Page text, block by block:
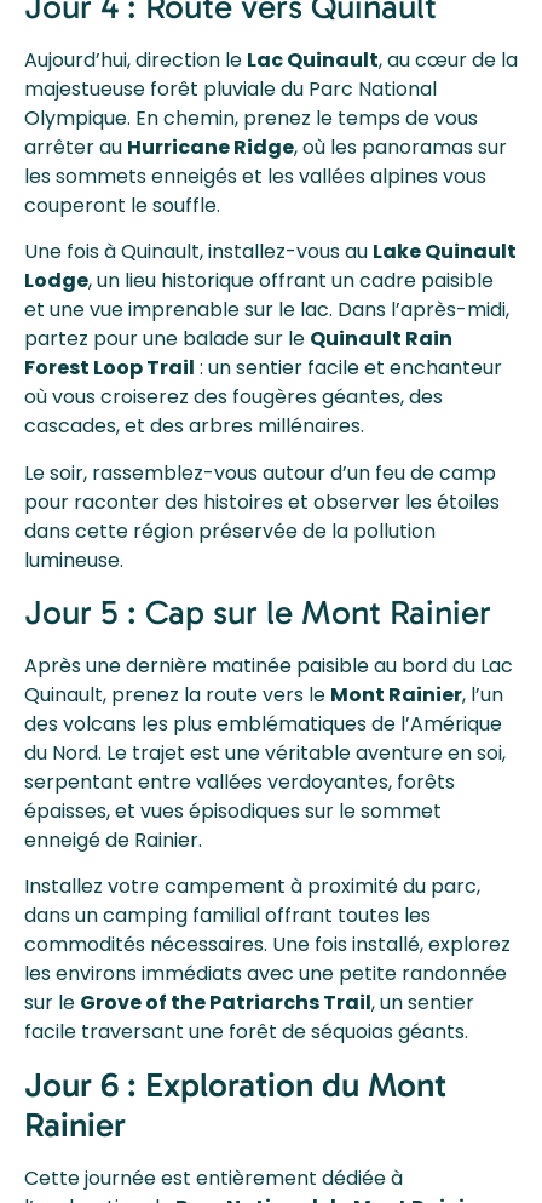
Aujourd’hui, direction le Lac Quinault, au cœur de la
majestueuse forêt pluviale du Parc National
Olympique. En chemin, prenez le temps de vous
arrêter au Hurricane Ridge, où les panoramas sur
les sommets enneigés et les vallées alpines vous
couperont le souffle.
Une fois à Quinault, installez-vous au Lake Quinault
Lodge, un lieu historique offrant un cadre paisible
et une vue imprenable sur le lac. Dans l’après-midi,
partez pour une balade sur le Quinault Rain
Forest Loop Trail : un sentier facile et enchanteur
où vous croiserez des fougères géantes, des
cascades, et des arbres millénaires.
Le soir, rassemblez-vous autour d’un feu de camp
pour raconter des histoires et observer les étoiles
dans cette région préservée de la pollution
lumineuse.
Jour 5 : Cap sur le Mont Rainier
Après une dernière matinée paisible au bord du Lac
Quinault, prenez la route vers le Mont Rainier, l’un
des volcans les plus emblématiques de l’Amérique
du Nord. Le trajet est une véritable aventure en soi,
serpentant entre vallées verdoyantes, forêts
épaisses, et vues épisodiques sur le sommet
enneigé de Rainier.
Installez votre campement à proximité du parc,
dans un camping familial offrant toutes les
commodités nécessaires. Une fois installé, explorez
les environs immédiats avec une petite randonnée
sur le Grove of the Patriarchs Trail, un sentier
facile traversant une forêt de séquoias géants.
Jour 6 : Exploration du Mont
Rainier
Cette journée est entièrement dédiée à